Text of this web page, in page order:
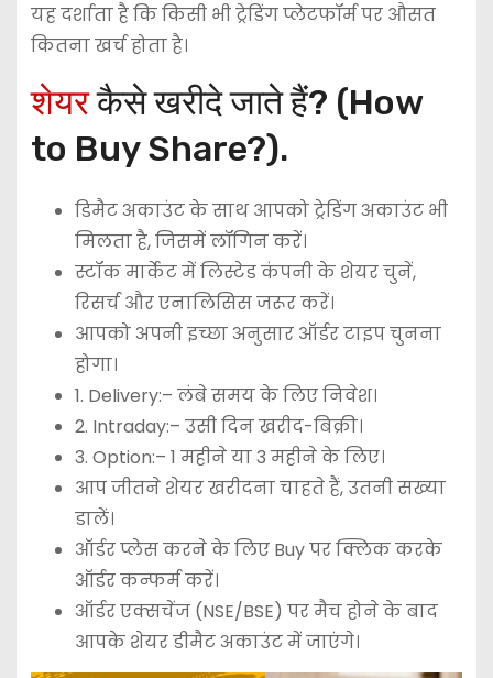
यह दर्शाता है कि किसी भी ट्रेडिंग प्लेटफॉर्म पर औसत
कितना खर्च होता है।
शेयरकैसे खरीदे जाते हैं? (How
to Buy Share?).
डिमैट अकाउंट के साथ आपको ट्रेडिंग अकाउंट भी
मिलता है, जिसमें लॉगिन करें।
स्टॉक मार्केट में लिस्टेड कंपनी के शेयर चुनें,
रिसर्च और एनालिसिस जरूर करें।
आपको अपनी इच्छा अनुसार ऑर्डर टाइप चुनना
होगा।
1. Delivery:– लंबे समय के लिए निवेश।
2. Intraday:– उसी दिन खरीद-बिक्री।
3. Option:– 1 महीने या 3 महीने के लिए।
आप जीतने शेयर खरीदना चाहते हैं, उतनी सख्या
डालें।
ऑर्डर प्लेस करने के लिए Buy पर क्लिक करके
ऑर्डर कन्फर्म करें।
ऑर्डर एक्सचेंज (NSE/BSE) पर मैच होने के बाद
आपके शेयर डीमैट अकाउंट में जाएंगे।